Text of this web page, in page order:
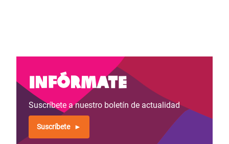
Infórmate
Suscríbete a nuestro boletín de actualidad
Suscríbete